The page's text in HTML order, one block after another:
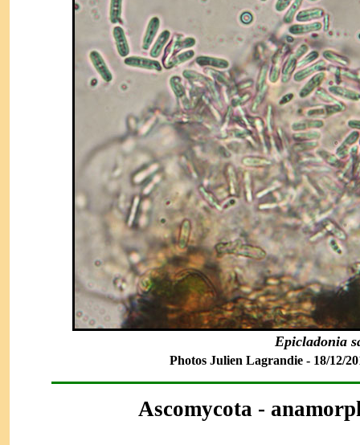
Epicladonia
Photos Julien Lagrandie - 18/12/
Ascomycota -